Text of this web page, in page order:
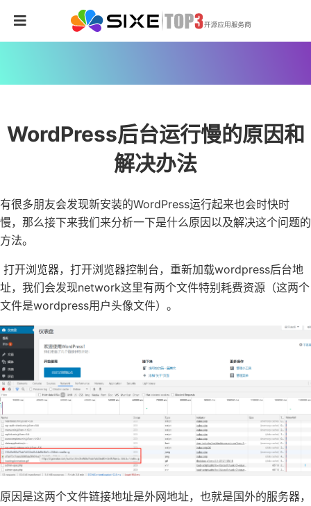
WordPress后台运行慢的原因和
解决办法
有很多朋友会发现新安装的WordPress运行起来也会时快时
慢，那么接下来我们来分析一下是什么原因以及解决这个问题的
方法。
打开浏览器，打开浏览器控制台，重新加载wordpress后台地
址，我们会发现network这里有两个文件特别耗费资源（这两个
文件是wordpress用户头像文件）。
原因是这两个文件链接地址是外网地址，也就是国外的服务器，